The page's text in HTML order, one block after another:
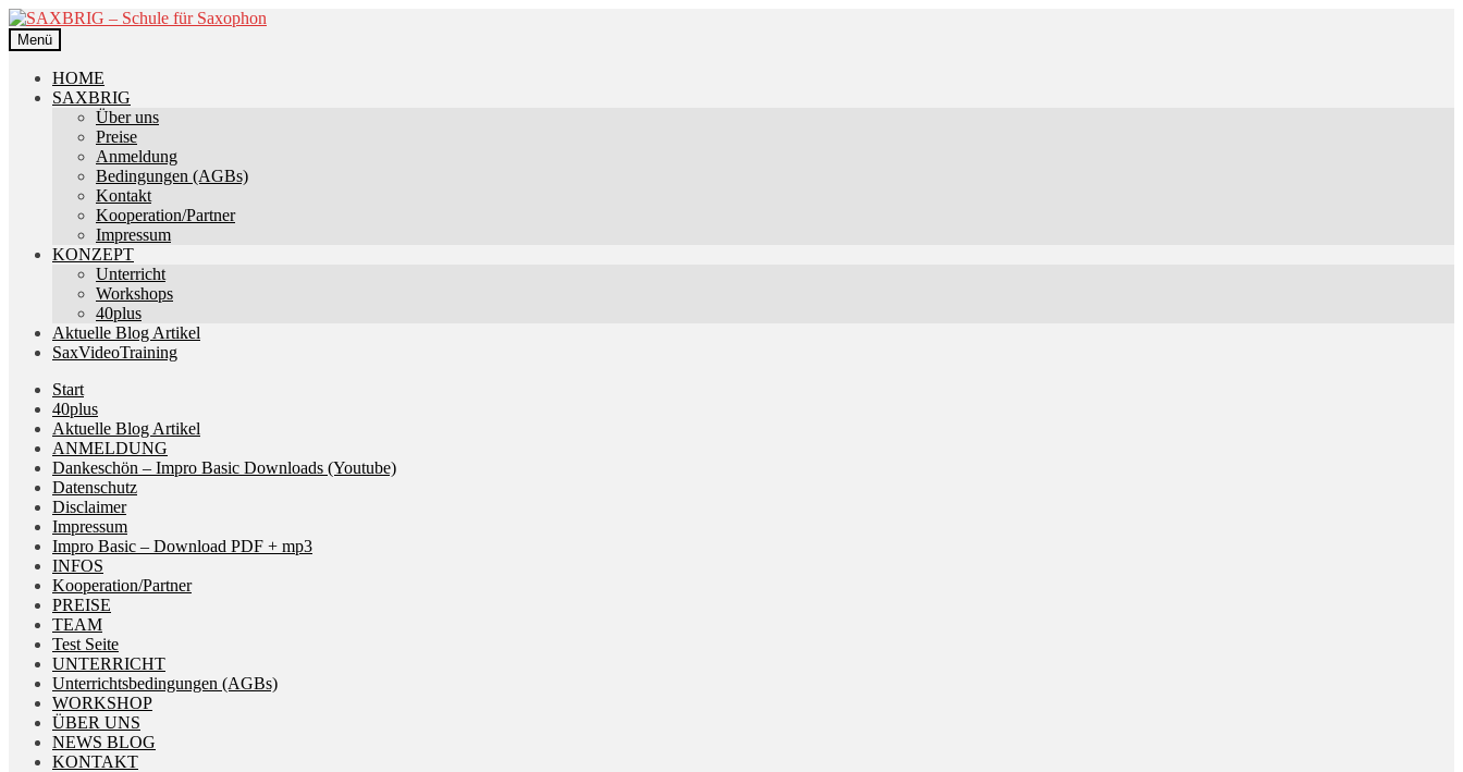
Zur
Navigation
springen
Zum
Inhalt
springen
Menü
HOME
SAXBRIG
Über uns
Preise
Anmeldung
Bedingungen (AGBs)
Kontakt
Kooperation/Partner
Impressum
KONZEPT
Unterricht
Workshops
40plus
Aktuelle Blog Artikel
SaxVideoTraining
Start
40plus
Aktuelle Blog Artikel
ANMELDUNG
Dankeschön – Impro Basic Downloads (Youtube)
Datenschutz
Disclaimer
Impressum
Impro Basic – Download PDF + mp3
INFOS
Kooperation/Partner
PREISE
TEAM
Test Seite
UNTERRICHT
Unterrichtsbedingungen (AGBs)
WORKSHOP
ÜBER UNS
NEWS BLOG
KONTAKT